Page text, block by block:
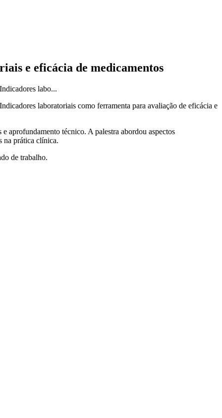
e eficácia de medicamentos
labo...
laboratoriais como ferramenta para avaliação de eficácia e
aprofundamento técnico. A palestra abordou aspectos
na prática clínica.
de trabalho.